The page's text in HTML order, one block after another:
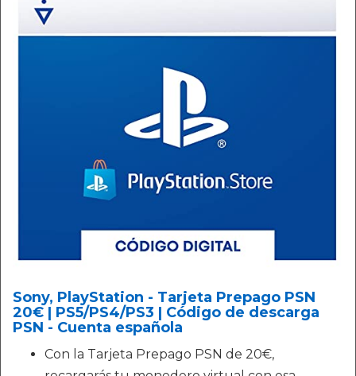
Sony, PlayStation - Tarjeta Prepago PSN
20€ | PS5/PS4/PS3 | Código de descarga
PSN - Cuenta española
Con la Tarjeta Prepago PSN de 20€,